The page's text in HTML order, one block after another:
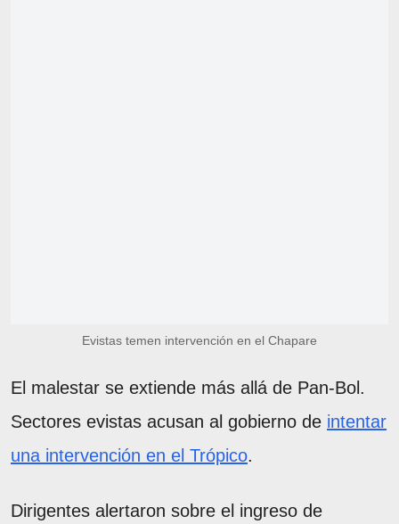
Evistas temen intervención en el Chapare
El malestar se extiende más allá de Pan-Bol.
Sectores evistas acusan al gobierno de intentar
una intervención en el Trópico.
Dirigentes alertaron sobre el ingreso de